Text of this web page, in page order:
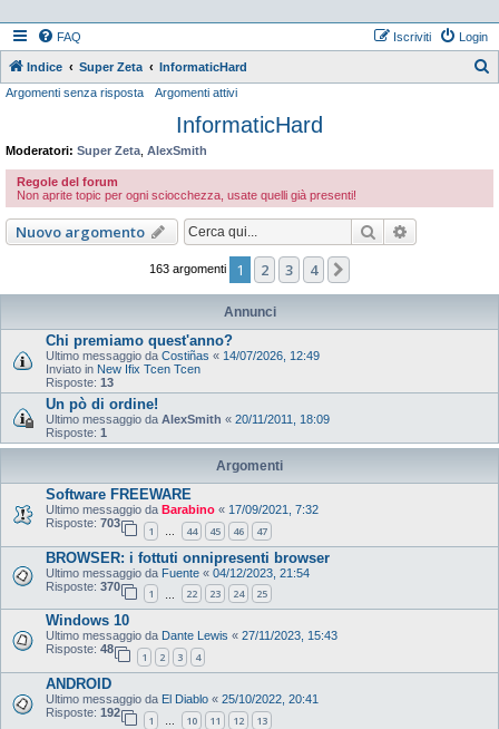
FAQ Login
Iscriviti
Indice Super Zeta InformaticHard
a
Argomenti senza risposta Argomenti attivi
InformaticHard
Moderatori: Super Zeta AlexSmith
Regole del forum
Non aprite topic per ogni sciocchezza, usate quelli già presenti!
Nuovo argomento Cerca
163 argomenti 1 2 3 4
Annunci
Chi premiamo quest'anno?
Ultimo messaggio da Costiñas « 14/07/2026, 12:49
Inviato in New Ifix Tcen Tcen
Risposte: 13
Un pò di ordine!
Ultimo messaggio da AlexSmith « 20/11/2011, 18:09
Risposte: 1
Argomenti
Software FREEWARE
Ultimo messaggio da Barabino « 17/09/2021, 7:32
Risposte: 703
1 … 44 45 46 47
BROWSER: i fottuti onnipresenti browser
Ultimo messaggio da Fuente « 04/12/2023, 21:54
Risposte: 370
1 22 23 24 25
Windows 10
Ultimo messaggio da Dante Lewis « 27/11/2023, 15:43
Risposte: 48
1 2 3 4
ANDROID
Ultimo messaggio da El Diablo « 25/10/2022, 20:41
Risposte: 192
1 … 10 11 12 13